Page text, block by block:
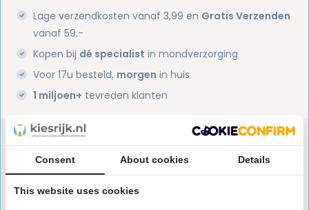
Lage verzendkosten vanaf 3,99 en Gratis Verzenden
vanaf 59.-
Kopen bij dé specialist in mondverzorging
Voor 17u besteld, morgen in huis
1 miljoen+ tevreden klanten
Onze specialisten helpen je graag! Spreek ons aan
in de chat of stuur een e-mail.
Consent About cookies Details
This website uses cookies